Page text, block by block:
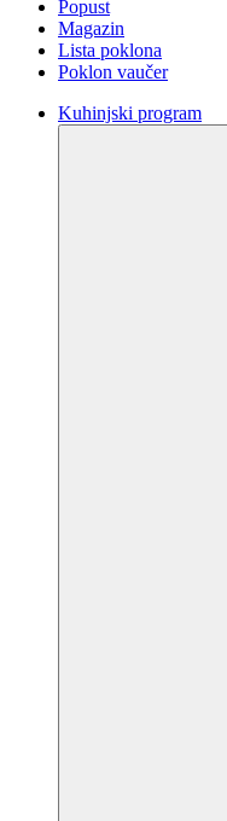
Popust
Magazin
Lista poklona
Poklon vaučer
Kuhinjski program